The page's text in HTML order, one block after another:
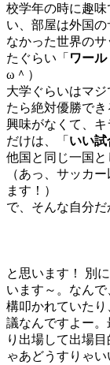
校学年の時に趣味
い、部屋は外国
なかった世界の
たぐらい「 ワー
ω＾）
大学ぐらいはマ
たら絶対優勝で
興味がなくて、
だけは、「 いい
他国と同じ一国と
（あっ、サッカ
ます！）
で、そんな自分だ
と思います！ 別
います～。なん
構叩かれていた
議なんですよー
り出場して出場
ゃあどうすりゃい